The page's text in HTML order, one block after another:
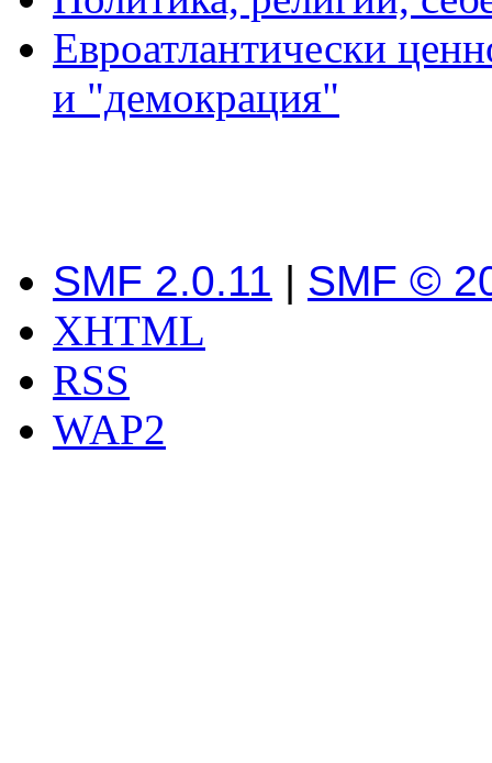
Евроатлантически
и "демокрация"
SMF 2.0.11 | SMF ©
XHTML
RSS
WAP2